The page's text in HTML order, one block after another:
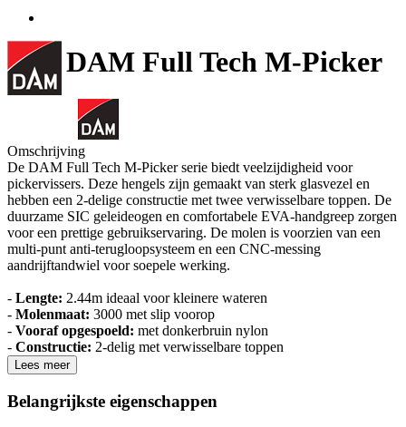
DAM Full Tech M-Picker
Omschrijving
De DAM Full Tech M-Picker serie biedt veelzijdigheid voor
pickervissers. Deze hengels zijn gemaakt van sterk glasvezel en
hebben een 2-delige constructie met twee verwisselbare toppen. De
duurzame SIC geleideogen en comfortabele EVA-handgreep zorgen
voor een prettige gebruikservaring. De molen is voorzien van een
multi-punt anti-terugloopsysteem en een CNC-messing
aandrijftandwiel voor soepele werking.
- Lengte: 2.44m ideaal voor kleinere wateren
- Molenmaat: 3000 met slip voorop
- Vooraf opgespoeld: met donkerbruin nylon
- Constructie: 2-delig met verwisselbare toppen
Lees meer
Belangrijkste eigenschappen